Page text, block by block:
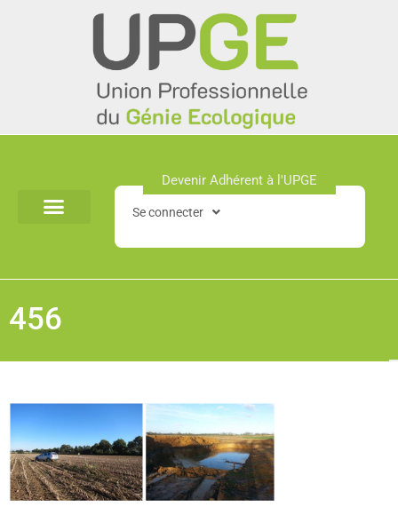
Devenir Adhérent à l'UPGE​
Se connecter
456